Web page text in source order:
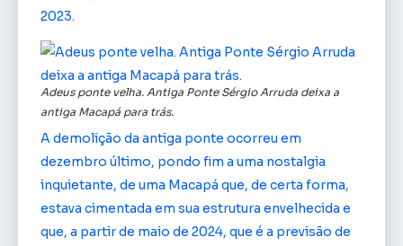
2023.
Adeus ponte velha. Antiga Ponte Sérgio Arruda deixa a
antiga Macapá para trás.
A demolição da antiga ponte ocorreu em
dezembro último, pondo fim a uma nostalgia
inquietante, de uma Macapá que, de certa forma,
estava cimentada em sua estrutura envelhecida e
que, a partir de maio de 2024, que é a previsão de